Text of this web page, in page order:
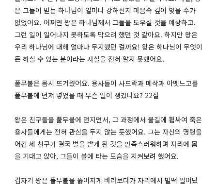
은 그들이 믿는 하나님이 얼마나 강하신지 마음속 깊이 잊을 수가
없었어요. 어쩌면 왕은 하나님께서 그들을 도우실 것을 예상하고,
그런 일이 일어나지 못하도록 막으려 했던 것 같아요. 하지만 왕은
우리 하나님에 대해 얼마나 무지했던 걸까요! 왕은 하나님이 무엇이
든 하실 수 있는 분이라는 사실을 전혀 알지 못했어요.
풀무불은 몹시 뜨거웠어요. 용사들이 사드락과 메삭과 아벳느고를
풀무불에 던져 넣었을 때 무슨 일이 생겼나요? 22절
왕은 친구들을 풀무불에 던지면서, 그 과정에서 불길에 휩싸여 죽은
용사들에게는 전혀 관심을 두지 않는 듯했어요. 그는 자신의 명령을
어긴 세 친구가 결국 벌을 받게 된 것을 만족스러워하며 자리에 몸
을 기대고 앉아, 그들이 불에 타는 모습을 지켜보려 했어요.
갑자기 왕은 풀무불을 뚫어지게 바라보다가 자리에서 벌떡 일어났